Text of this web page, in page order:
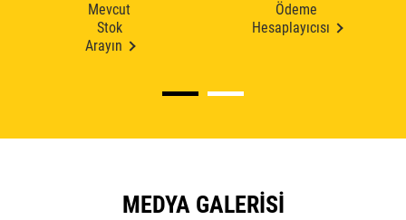
Mevcut
Stok
Arayın
Ödeme
Hesaplayıcısı
MEDYA GALERISI